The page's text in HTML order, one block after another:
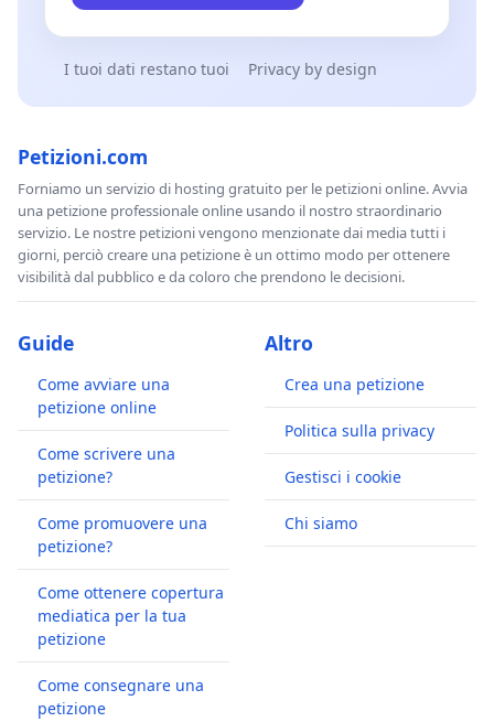
I tuoi dati restano tuoi Privacy by design
Petizioni.com
Forniamo un servizio di hosting gratuito per le petizioni online. Avvia
una petizione professionale online usando il nostro straordinario
servizio. Le nostre petizioni vengono menzionate dai media tutti i
giorni, perciò creare una petizione è un ottimo modo per ottenere
visibilità dal pubblico e da coloro che prendono le decisioni.
Guide
Come avviare una
petizione online
Come scrivere una
petizione?
Come promuovere una
petizione?
Come ottenere copertura
mediatica per la tua
petizione
Come consegnare una
petizione
Altro
Crea una petizione
Politica sulla privacy
Gestisci i cookie
Chi siamo